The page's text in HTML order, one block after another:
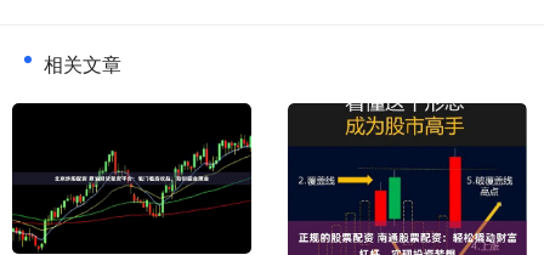
相关文章